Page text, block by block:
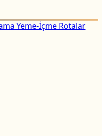
Yeme-İçme Rotalar